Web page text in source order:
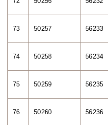
73 50257 56233
74 50258 56234
75 50259 56235
76 50260 56236